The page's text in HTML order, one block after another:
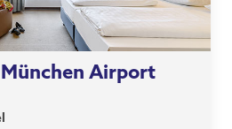
Airport